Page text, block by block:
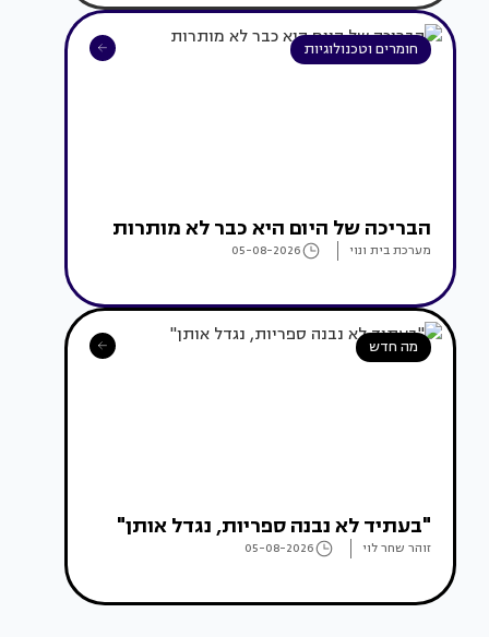
חומרים וטכנולוגיות
הבריכה של היום היא כבר לא מותרות
מערכת בית ונוי 05-08-2026
מה חדש
"בעתיד לא נבנה ספריות, נגדל אותן"
זוהר שחר לוי 05-08-2026